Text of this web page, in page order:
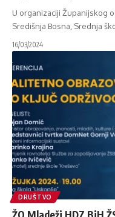
U organizaciji Županijskog
Središnja Bosna, Srednja
16/03/2024
DRUŠTVO
ŽO Mladeži HDZ BiH